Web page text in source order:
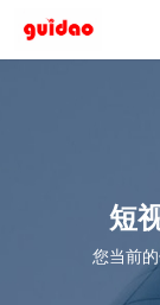
短
您当前